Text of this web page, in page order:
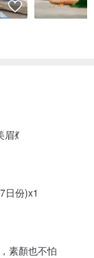
💃
日份)x1
素顏也不怕